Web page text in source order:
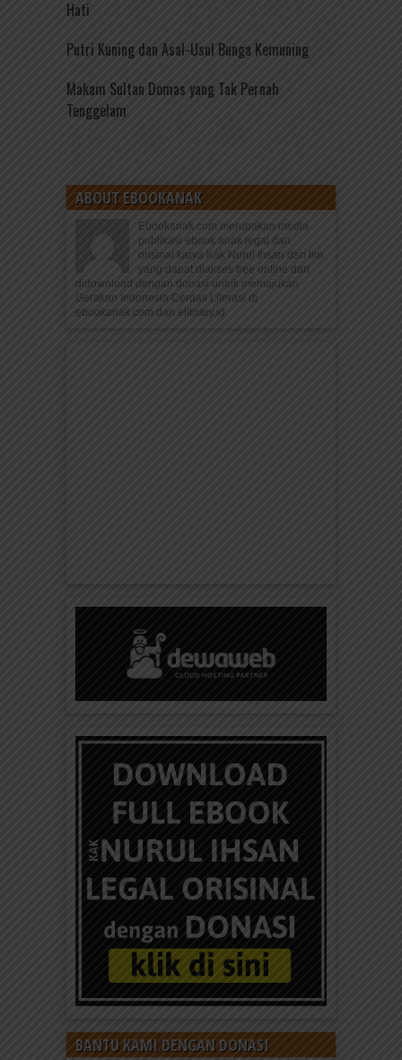
Hati
Putri Kuning dan Asal-Usul Bunga Kemuning
Makam Sultan Domas yang Tak Pernah
Tenggelam
ABOUT EBOOKANAK
Ebookanak.com merupakan media
publikasi ebook anak legal dan
orisinal karya Kak Nurul Ihsan dan tim
yang dapat diakses free online dan
didownload dengan donasi untuk memajukan
Gerakan Indonesia Cerdas Literasi di
ebookanak.com dan elibrary.id.
BANTU KAMI DENGAN DONASI